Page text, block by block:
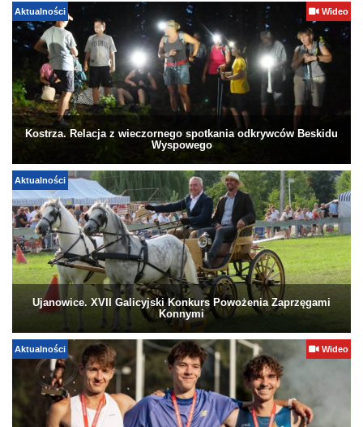
Aktualności Wideo
Kostrza. Relacja z wieczornego spotkania odkrywców Beskidu
Wyspowego
Aktualności
Ujanowice. XVII Galicyjski Konkurs Powożenia Zaprzęgami
Konnymi
Aktualności Wideo